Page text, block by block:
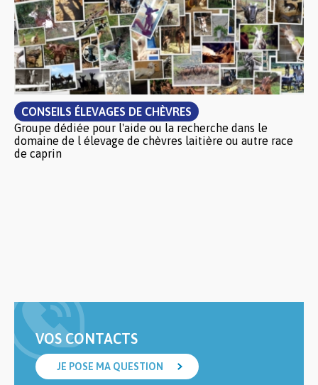
CONSEILS ÉLEVAGES DE CHÈVRES
Groupe dédiée pour l'aide ou la recherche dans le
domaine de l élevage de chèvres laitière ou autre race
de caprin
VOS CONTACTS
JE POSE MA QUESTION